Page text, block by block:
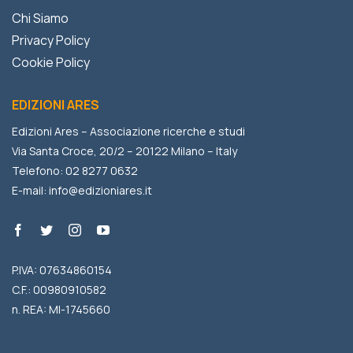
Chi Siamo
Privacy Policy
Cookie Policy
EDIZIONI ARES
Edizioni Ares – Associazione ricerche e studi
Via Santa Croce, 20/2 – 20122 Milano – Italy
Telefono: 02 8277 0632
E-mail: info@edizioniares.it
P.IVA: 07634860154
C.F.: 00980910582
n. REA: MI-1745660